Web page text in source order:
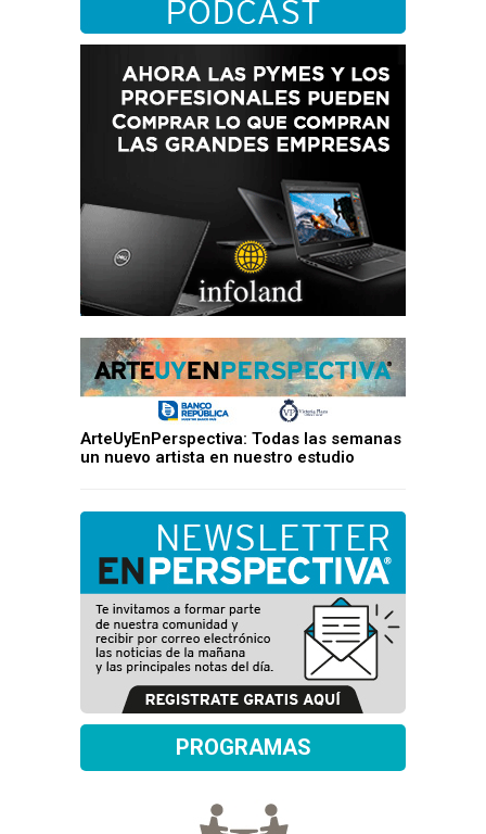
ArteUyEnPerspectiva: Todas las semanas
un nuevo artista en nuestro estudio
PROGRAMAS